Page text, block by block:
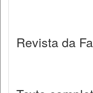
Revista da